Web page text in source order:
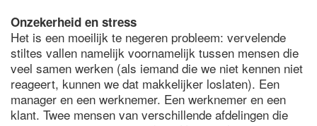
Onzekerheid en stress
Het is een moeilijk te negeren probleem: vervelende
stiltes vallen namelijk voornamelijk tussen mensen die
veel samen werken (als iemand die we niet kennen niet
reageert, kunnen we dat makkelijker loslaten). Een
manager en een werknemer. Een werknemer en een
klant. Twee mensen van verschillende afdelingen die